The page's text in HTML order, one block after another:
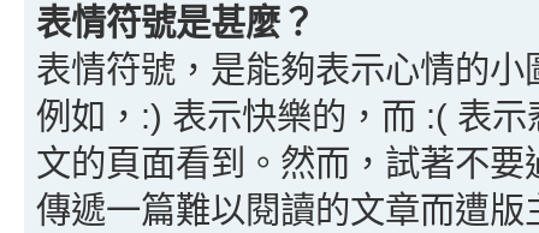
表情符號是甚麼？
表情符號，是能夠表示心情的
例如，:) 表示快樂的，而 :( 表
文的頁面看到。然而，試著不
傳遞一篇難以閱讀的文章而遭